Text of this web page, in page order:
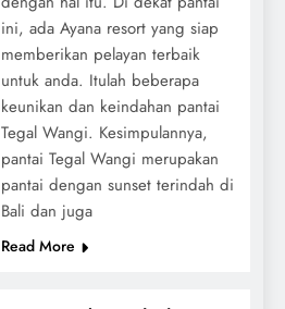
ini, ada Ayana resort yang siap
memberikan pelayan terbaik
untuk anda. Itulah beberapa
keunikan dan keindahan pantai
Tegal Wangi. Kesimpulannya,
pantai Tegal Wangi merupakan
pantai dengan sunset terindah di
Bali dan juga
Read More